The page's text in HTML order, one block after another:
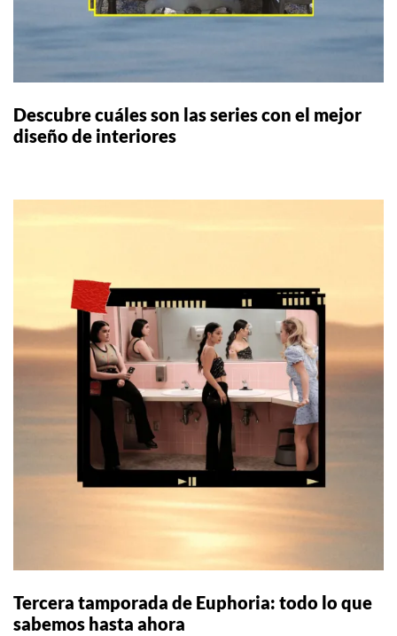
Descubre cuáles son las series con el mejor
diseño de interiores
Tercera tamporada de Euphoria: todo lo que
sabemos hasta ahora